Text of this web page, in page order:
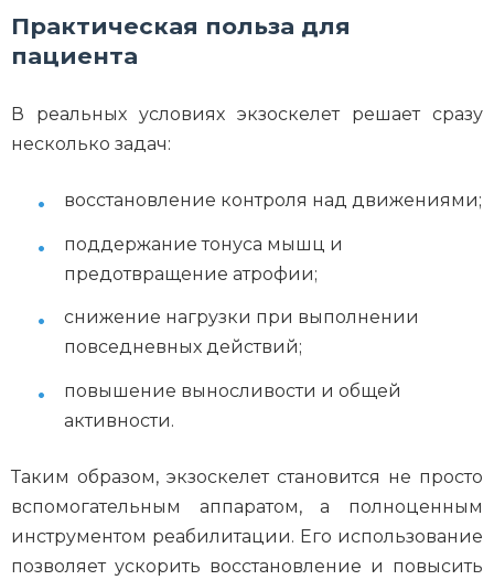
Практическая польза для
пациента
В реальных условиях экзоскелет решает сразу
несколько задач:
восстановление контроля над движениями;
поддержание тонуса мышц и
предотвращение атрофии;
снижение нагрузки при выполнении
повседневных действий;
повышение выносливости и общей
активности.
Таким образом, экзоскелет становится не просто
вспомогательным аппаратом, а полноценным
инструментом реабилитации. Его использование
позволяет ускорить восстановление и повысить